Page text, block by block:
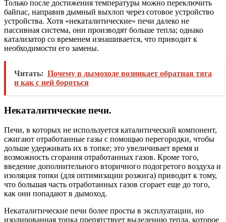
Только после достижения температуры можно переключить
байпас, направив дымный выхлоп через сотовое устройство
устройства. Хотя «некаталитические» печи далеко не
пассивная система, они производят больше тепла; однако
катализатор со временем изнашивается, что приводит к
необходимости его замены.
Читать: Почему в дымоходе возникает обратная тяга
и как с ней бороться
Некаталитические печи.
Печи, в которых не используется каталитический компонент,
сжигают отработанные газы с помощью перегородки, чтобы
дольше удерживать их в топке; это увеличивает время и
возможность сгорания отработанных газов. Кроме того,
введение дополнительного вторичного подогретого воздуха и
изоляция топки (для оптимизации розжига) приводит к тому,
что большая часть отработанных газов сгорает еще до того,
как они попадают в дымоход.
Некаталитические печи более просты в эксплуатации, но
изолированная топка препятствует выделению тепла, которое